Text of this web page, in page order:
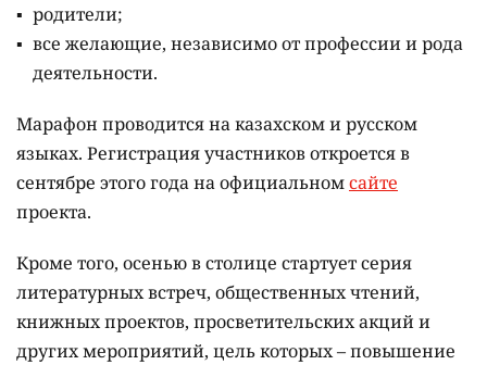
родители;
все желающие, независимо от профессии и рода
деятельности.
Марафон проводится на казахском и русском
языках. Регистрация участников откроется в
сентябре этого года на официальномсайте
проекта.
Кроме того, осенью в столице стартует серия
литературных встреч, общественных чтений,
книжных проектов, просветительских акций и
других мероприятий, цель которых –повышение